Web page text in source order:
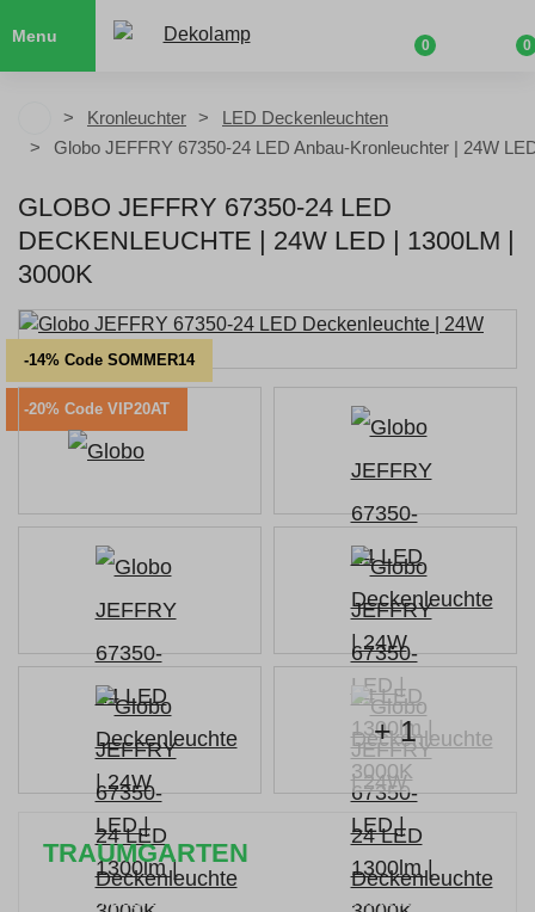
Menu
0 0
Kronleuchter
LED Deckenleuchten
Globo JEFFRY 67350-24 LED Anbau-Kronleuchter | 24W
GLOBO JEFFRY 67350-24 LED
DECKENLEUCHTE | 24W LED | 1300LM |
3000K
-14% Code SOMMER14
-20% Code VIP20AT
+ 1
TRAUMGARTEN
Zeitlich begrenzter 20 % Rabatt auf Bestellungen